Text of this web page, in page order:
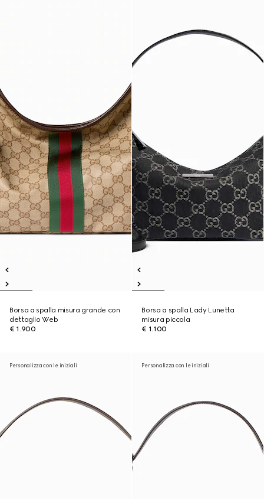
Borsa a spalla misura grande con
dettaglio Web
€ 1.900
Borsa a spalla Lady Lunetta
misura piccola
€ 1.100
Personalizza con le iniziali Personalizza con le iniziali